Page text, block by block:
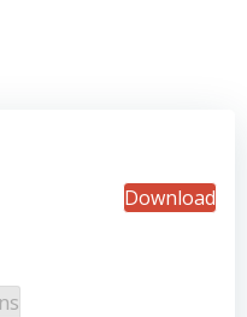
Download